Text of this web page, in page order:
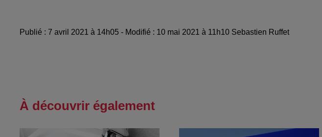
Publié : 7 avril 2021 à 14h05 - Modifié : 10 mai 2021 à 11h10 Sebastien Ruffet
À découvrir également